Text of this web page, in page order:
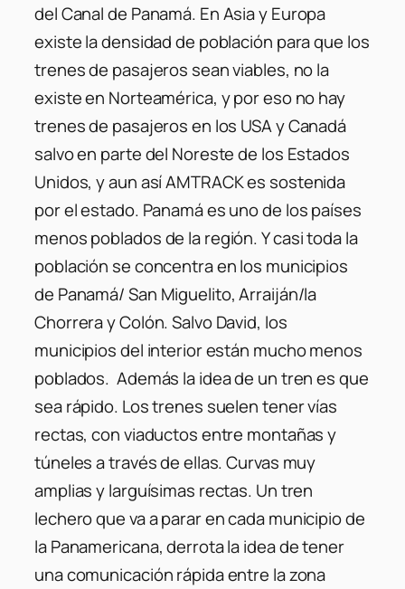
del Canal de Panamá. En Asia y Europa
existe la densidad de población para que los
trenes de pasajeros sean viables, no la
existe en Norteamérica, y por eso no hay
trenes de pasajeros en los USA y Canadá
salvo en parte del Noreste de los Estados
Unidos, y aun así AMTRACK es sostenida
por el estado. Panamá es uno de los países
menos poblados de la región. Y casi toda la
población se concentra en los municipios
de Panamá/ San Miguelito, Arraiján/la
Chorrera y Colón. Salvo David, los
municipios del interior están mucho menos
poblados. Además la idea de un tren es que
sea rápido. Los trenes suelen tener vías
rectas, con viaductos entre montañas y
túneles a través de ellas. Curvas muy
amplias y larguísimas rectas. Un tren
lechero que va a parar en cada municipio de
la Panamericana, derrota la idea de tener
una comunicación rápida entre la zona